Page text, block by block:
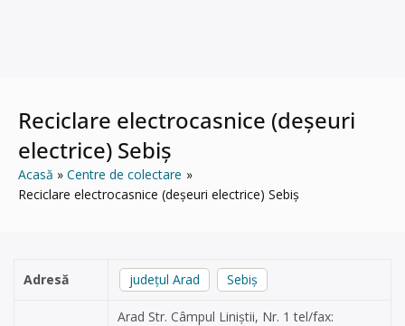
Reciclare electrocasnice (deșeuri
electrice) Sebiș
Acasă
Centre de colectare
Reciclare electrocasnice (deșeuri electrice) Sebiș
Adresă județul Arad Sebiș
Arad Str. Câmpul Liniștii, Nr. 1 tel/fax: